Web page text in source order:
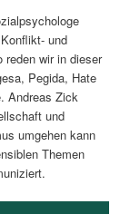
und
reden wir in dieser
Pegida, Hate
Andreas Zick
und
umgehen kann
Themen